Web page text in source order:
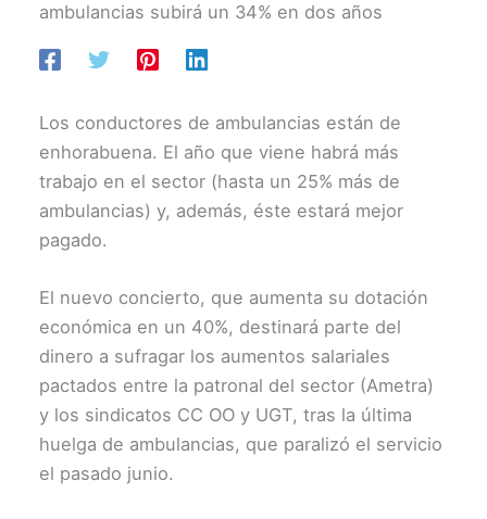
ambulancias subirá un 34% en dos años
Los conductores de ambulancias están de
enhorabuena. El año que viene habrá más
trabajo en el sector (hasta un 25% más de
ambulancias) y, además, éste estará mejor
pagado.
El nuevo concierto, que aumenta su dotación
económica en un 40%, destinará parte del
dinero a sufragar los aumentos salariales
pactados entre la patronal del sector (Ametra)
y los sindicatos CC OO y UGT, tras la última
huelga de ambulancias, que paralizó el servicio
el pasado junio.